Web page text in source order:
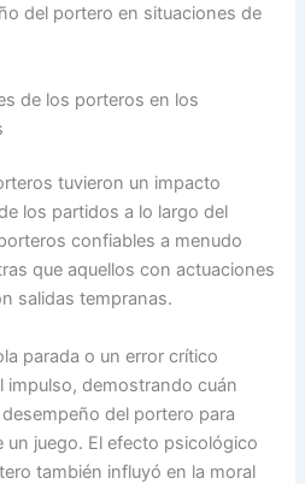
del portero en situaciones de
de los porteros en los
tuvieron un impacto
los partidos a lo largo del
confiables a menudo
que aquellos con actuaciones
salidas tempranas.
parada o un error crítico
impulso, demostrando cuán
del portero para
un juego. El efecto psicológico
también influyó en la moral